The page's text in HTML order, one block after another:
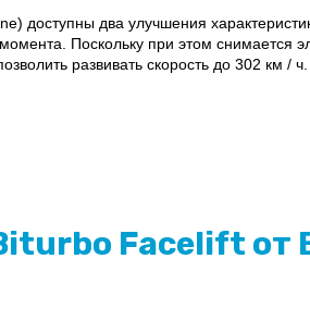
доступны два улучшения
Поскольку при этом снимается
развивать скорость до 302 км / ч.
Facelift от